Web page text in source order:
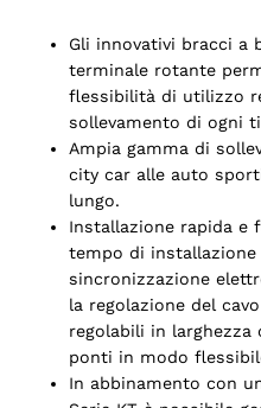
Gli innovativi bracci a
terminale rotante
flessibilità di utilizzo
sollevamento di ogni
Ampia gamma di
city car alle auto
lungo.
Installazione rapida e
tempo di installazione
sincronizzazione
la regolazione del
regolabili in
ponti in modo
In abbinamento con